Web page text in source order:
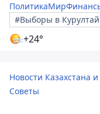
ПолитикаМир
#Выборы в Курултай
+24°
Новости Казахстана
Советы